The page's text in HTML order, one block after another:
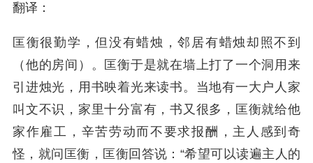
翻译：
匡衡很勤学，但没有蜡烛，邻居有蜡烛却照不到
（他的房间）。匡衡于是就在墙上打了一个洞用来
引进烛光，用书映着光来读书。当地有一大户人家
叫文不识，家里十分富有，书又很多，匡衡就给他
家作雇工，辛苦劳动而不要求报酬，主人感到奇
怪，就问匡衡，匡衡回答说：“希望可以读遍主人的